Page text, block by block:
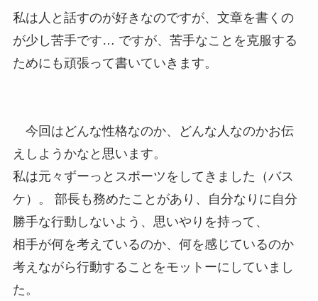
私は人と話すのが好きなのですが、文章を書くの
が少し苦手です… ですが、苦手なことを克服する
ためにも頑張って書いていきます。
今回はどんな性格なのか、どんな人なのかお伝
えしようかなと思います。
私は元々ずーっとスポーツをしてきました（バス
ケ）。 部長も務めたことがあり、自分なりに自分
勝手な行動しないよう、思いやりを持って、
相手が何を考えているのか、何を感じているのか
考えながら行動することをモットーにしていまし
た。